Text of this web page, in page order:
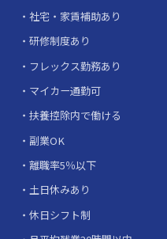
社宅・家賃補助あり
研修制度あり
フレックス勤務あり
マイカー通勤可
扶養控除内で働ける
副業OK
離職率5％以下
土日休みあり
休日シフト制